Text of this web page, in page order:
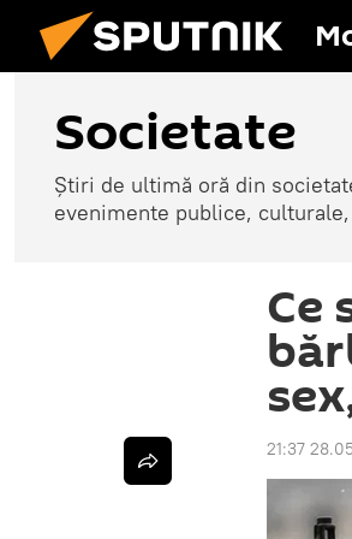
Societate
Știri de ultimă oră din
evenimente publice,
Ce
21:37